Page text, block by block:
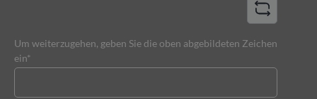
Um weiterzugehen, geben Sie die oben abgebildeten Zeichen
ein*